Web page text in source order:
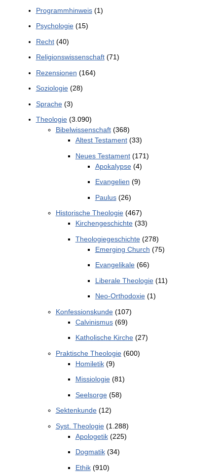
Programmhinweis(1)
Psychologie(15)
Recht(40)
Religionswissenschaft(71)
Rezensionen (164)
Soziologie(28)
Sprache(3)
Theologie(3.090)
Bibelwissenschaft(368)
Altest Testament(33)
Neues Testament(171)
Apokalypse(4)
Evangelien (9)
Paulus(26)
Historische Theologie(467)
Kirchengeschichte(33)
Theologiegeschichte(278)
Emerging Church (75)
Evangelikale(66)
Liberale Theologie(11)
Neo-Orthodoxie(1)
Konfessionskunde(107)
Calvinismus(69)
Katholische Kirche(27)
Praktische Theologie(600)
Homiletik(9)
Missiologie(81)
Seelsorge(58)
Sektenkunde(12)
Syst. Theologie(1.288)
Apologetik(225)
Dogmatik(34)
Ethik(910)